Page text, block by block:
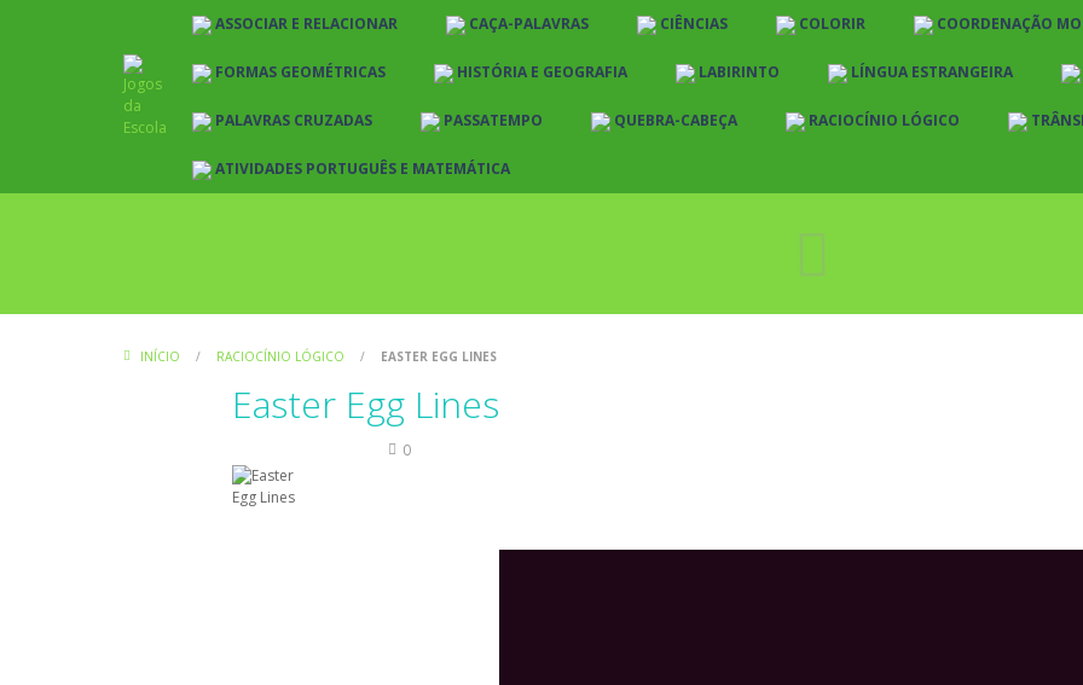
ASSOCIAR E RELACIONAR CAÇA-PALAVRAS CIÊNCIAS COLORIR COORDENAÇÃO
FORMAS GEOMÉTRICAS HISTÓRIA E GEOGRAFIA LABIRINTO LÍNGUA ESTRANGEIRA
PALAVRAS CRUZADAS PASSATEMPO QUEBRA-CABEÇA RACIOCÍNIO LÓGICO
ATIVIDADES PORTUGUÊS E MATEMÁTICA
INÍCIO / RACIOCÍNIO LÓGICO / EASTER EGG LINES
Easter Egg Lines
0